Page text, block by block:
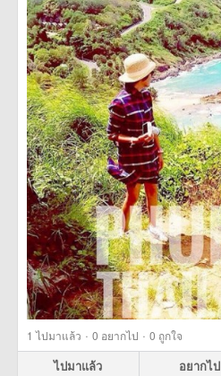
1 ไปมาแล้ว · 0 อยากไป · 0 ถูกใจ
ไปมาแล้ว อยากไป